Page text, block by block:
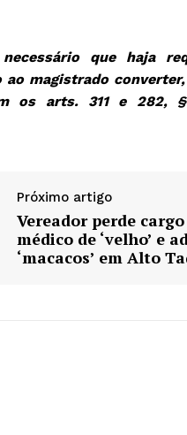
que haja
magistrado
os arts. 311 e 282,
Próximo artigo
Vereador perde
médico de ‘velho’ e
‘macacos’ em Alto